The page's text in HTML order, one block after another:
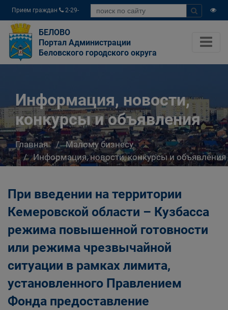
Прием граждан
2-29-
04
БЕЛОВО
Портал Администрации
Беловского городского округа
Информация, новости,
конкурсы и объявления
Главная
Малому бизнесу
Информация, новости, конкурсы и объявления
При введении на территории
Кемеровской области – Кузбасса
режима повышенной готовности
или режима чрезвычайной
ситуации в рамках лимита,
установленного Правлением
Фонда предоставление